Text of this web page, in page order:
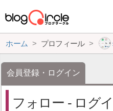
ホーム プロフィール
会員登録・ログイン
フォロー - ログ